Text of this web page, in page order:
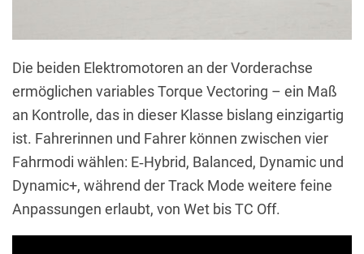
Die beiden Elektromotoren an der Vorderachse
ermöglichen variables Torque Vectoring – ein Maß
an Kontrolle, das in dieser Klasse bislang einzigartig
ist. Fahrerinnen und Fahrer können zwischen vier
Fahrmodi wählen: E‑Hybrid, Balanced, Dynamic und
Dynamic+, während der Track Mode weitere feine
Anpassungen erlaubt, von Wet bis TC Off.